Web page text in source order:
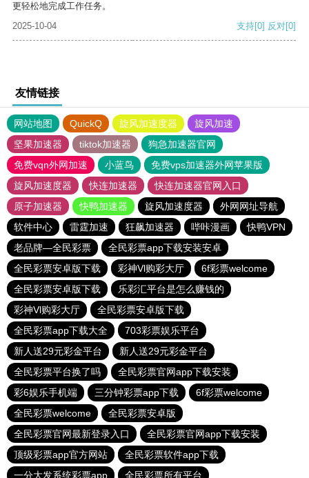
更轻松地完成工作任务。
2025-10-04
支持[0] 反对[0]
友情链接
网站地图 QuickQ 旋风加速度器
旋风加速
坚果加速器
tiktok加速器
狗急加速器官网
免费vqn外网加速
小蓝鸟
免费vps加速器外网苹果版
旋风加速度器
快连加速器
快连加速器官网入口
原子加速器
快鸭加速器 旋风加速度器
外网网址导航
软件中心
雷霆加速 狂飙加速器 哔咔漫画
快鸭VPN
老品牌—全民彩票
全民彩票app下载安装安卓
全民彩票安卓版下载
彩神Vl购彩大厅
6f彩票welcome
全民彩票安卓版下载
乐彩汇平台是怎么赚钱的
彩神Vl购彩大厅
全民彩票安卓版下载
全民彩票app下载大全
703彩票娱乐平台
新人送29元彩金平台
新人送29元彩金平台
全民彩票平台换了吗
全民彩票官网app下载安装
彩6娱乐手机端
三分钟彩票app下载
6f彩票welcome
全民彩票welcome
全民彩票安卓版
全民彩票官网最新登录入口
全民彩票官网app下载安装
顶级彩票app官方网站
全民彩票软件app下载
一分大发系统彩票app
全民彩票所有平台